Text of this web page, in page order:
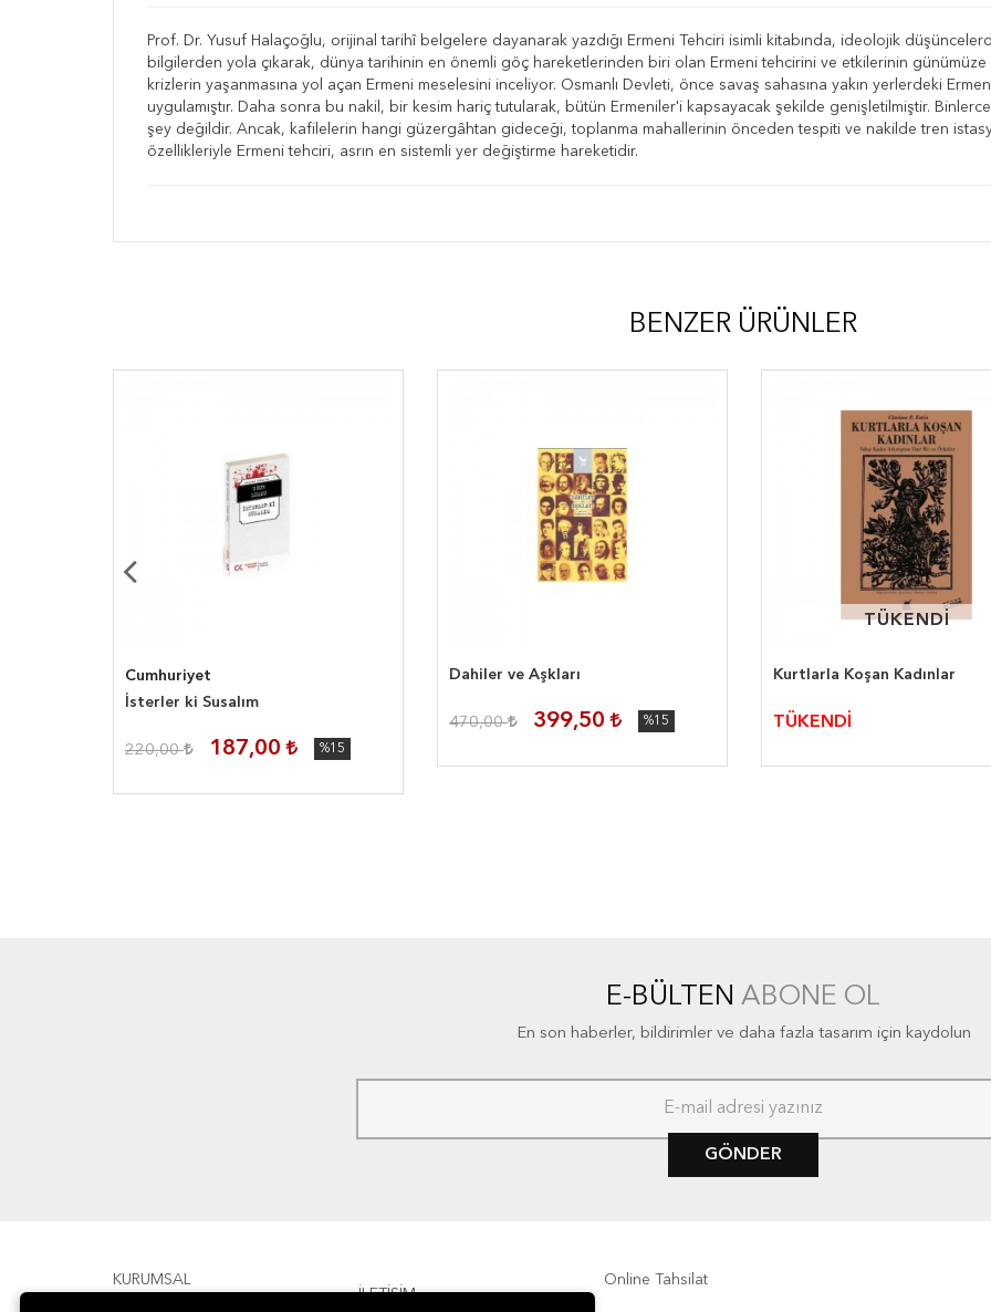
Prof. Dr. Yusuf Halaçoğlu, orijinal tarihî belgelere dayanarak yazdığı Ermeni Tehciri isimli kitabında, ideolojik
bilgilerden yola çıkarak, dünya tarihinin en önemli göç hareketlerinden biri olan Ermeni tehcirini ve etkilerinin
krizlerin yaşanmasına yol açan Ermeni meselesini inceliyor. Osmanlı Devleti, önce savaş sahasına yakın yerlerdeki
uygulamıştır. Daha sonra bu nakil, bir kesim hariç tutularak, bütün Ermeniler'i kapsayacak şekilde genişletilmiştir.
şey değildir. Ancak, kafilelerin hangi güzergâhtan gideceği, toplanma mahallerinin önceden tespiti ve nakilde tren
özellikleriyle Ermeni tehciri, asrın en sistemli yer değiştirme hareketidir.
BENZER ÜRÜNLER
Cumhuriyet
İsterler ki Susalım
220,00 187,00 %15
Dahiler ve Aşkları
470,00 399,50 %15
TÜKENDİ
TÜKENDİ
Kurtlarla Koşan Kadınlar
TÜKENDİ
E-BÜLTEN ABONE OL
En son haberler, bildirimler ve daha fazla tasarım için kaydolun
GÖNDER
KURUMSAL
İLETİŞİM
Online Tahsilat